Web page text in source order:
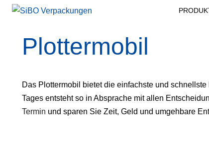
Plottermobil
Das Plottermobil bietet die einfachste und
Tages entsteht so in Absprache mit allen
Termin und sparen Sie Zeit, Geld und umgehbare